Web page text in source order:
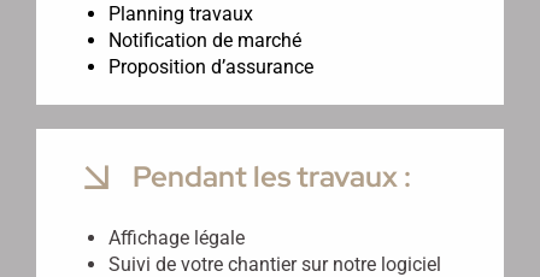
Planning travaux
Notification de marché
Proposition d’assurance
Pendant les travaux :
Affichage légale
Suivi de votre chantier sur notre logiciel